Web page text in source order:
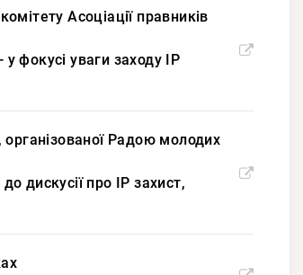
Асоціації правників
фокусі уваги заходу ІР
організованої Радою молодих
дискусії про ІР захист,